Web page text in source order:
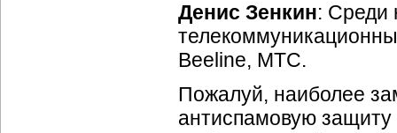
Денис Зенкин: Среди
Beeline, MTC.
Пожалуй, наиболее
антиспамовую